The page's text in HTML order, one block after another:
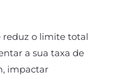
reduz o limite total
a sua taxa de
impactar